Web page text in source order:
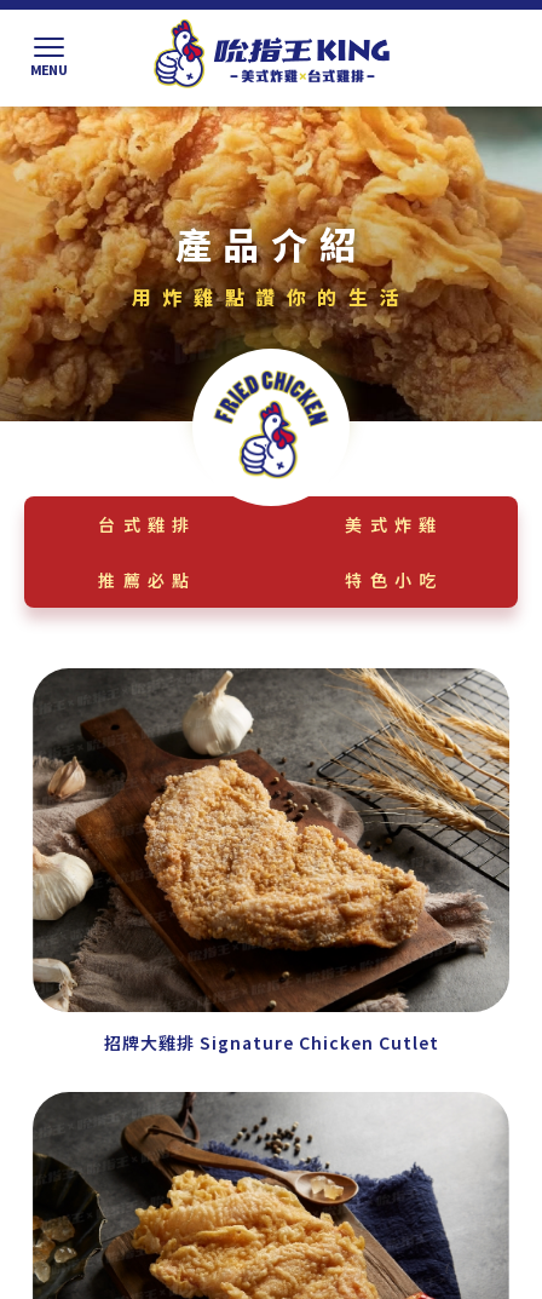
產品介紹
台式雞排 美式炸雞
推薦必點 特色小吃
招牌大雞排 Signature Chicken Cutlet